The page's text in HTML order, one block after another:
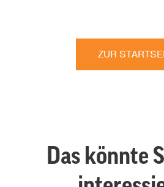
ZUR
Das könnte